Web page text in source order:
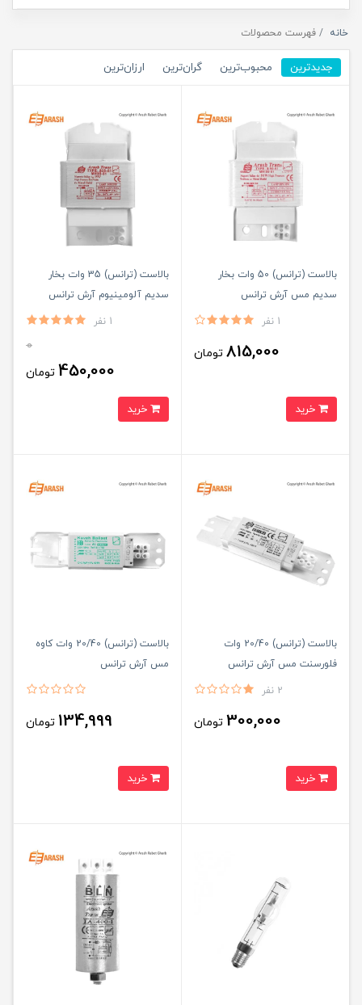
خانه فهرست محصولات
جدیدترین محبوب‌ترین گران‌ترین ارزان‌ترین
بالاست (ترانس) 50 وات بخار
سدیم مس آرش ترانس
1 نفر
815,000 تومان
بالاست (ترانس) 35 وات بخار
سدیم آلومینیوم آرش ترانس
1 نفر
0
450,000 تومان
بالاست (ترانس) 20/40 وات
فلورسنت مس آرش ترانس
2 نفر
300,000 تومان
بالاست (ترانس) 20/40 وات کاوه
مس آرش ترانس
134,999 تومان